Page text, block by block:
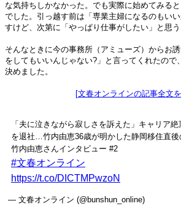
な気持ちしかなかった。でも実際に始めてみる
でした。引っ越す前は「専業主婦になるのもい
すけど、次第に「やっぱり仕事がしたい」と思う
そんなときに今の事務所（アミューズ）からお
をしてもいいんじゃない?」と言ってくれたので
決めました。
[文春オンラインの記事全文
「夫に泣きながら寂しさを訴えた」キャリア
を退社…竹内由恵36歳が明かした静岡移住直後
竹内由恵さんインタビュー #2
#文春オンライン
https://t.co/DICTMPwzoN
— 文春オンライン (@bunshun_online)